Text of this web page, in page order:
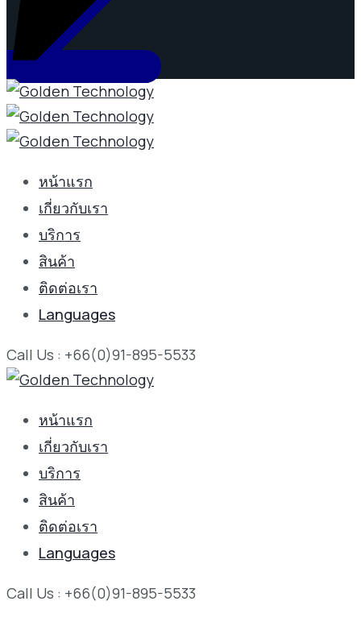
หน้าแรก
เกี่ยวกับเรา
บริการ
สินค้า
ติดต่อเรา
Languages
Call Us : +66(0)91-895-5533
หน้าแรก
เกี่ยวกับเรา
บริการ
สินค้า
ติดต่อเรา
Languages
Call Us : +66(0)91-895-5533